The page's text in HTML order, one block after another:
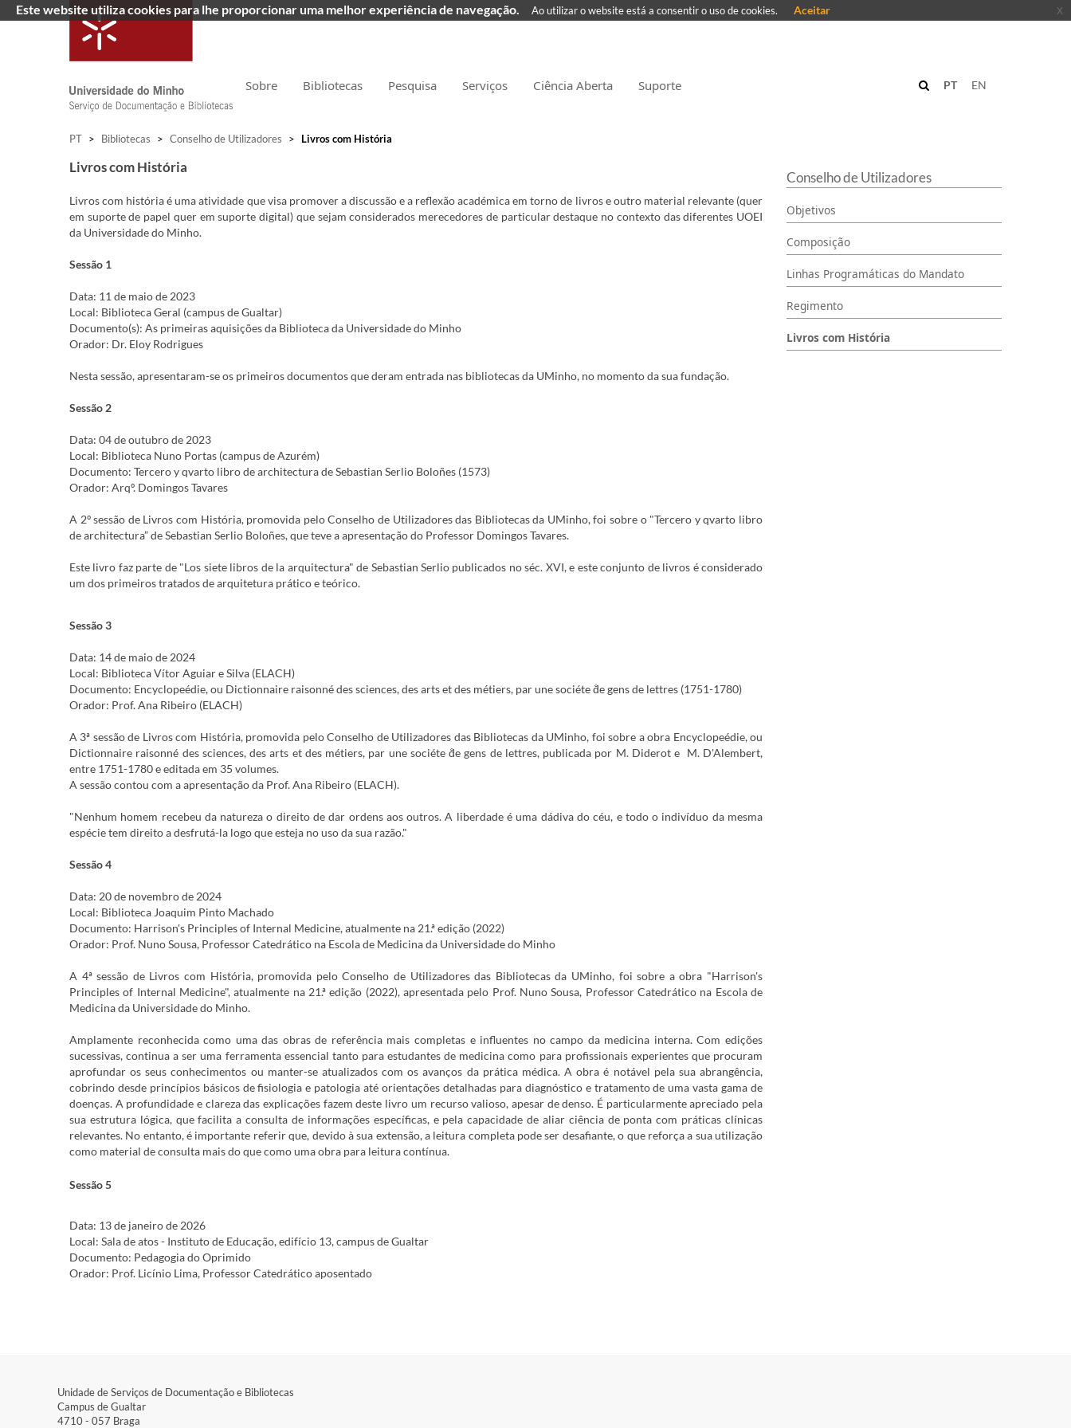
Sobre Bibliotecas Pesquisa Serviços Ciência Aberta Suporte EN
PT
PT > Bibliotecas > Conselho de Utilizadores > Livros com História
Livros com História
Livros com história é uma atividade que visa promover a discussão e a reflexão académica em torno de livros e outro material relevante (quer
em suporte de papel quer em suporte digital) que sejam considerados merecedores de particular destaque no contexto das diferentes UOEI
da Universidade do Minho.
Sessão 1
Data: 11 de maio de 2023
Local: Biblioteca Geral (campus de Gualtar)
Documento(s): As primeiras aquisições da Biblioteca da Universidade do Minho
Orador: Dr. Eloy Rodrigues
Nesta sessão, apresentaram-se os primeiros documentos que deram entrada nas bibliotecas da UMinho, no momento da sua fundação.
Sessão 2
Data: 04 de outubro de 2023
Local: Biblioteca Nuno Portas (campus de Azurém)
Documento: Tercero y qvarto libro de architectura de Sebastian Serlio Boloñes (1573)
Orador: Arqº. Domingos Tavares
A 2º sessão de Livros com História, promovida pelo Conselho de Utilizadores das Bibliotecas da UMinho, foi sobre o "Tercero y qvarto libro
de architectura” de Sebastian Serlio Boloñes, que teve a apresentação do Professor Domingos Tavares.
Este livro faz parte de "Los siete libros de la arquitectura" de Sebastian Serlio publicados no séc. XVI, e este conjunto de livros é considerado
um dos primeiros tratados de arquitetura prático e teórico.
Sessão 3
Data: 14 de maio de 2024
Local: Biblioteca Vítor Aguiar e Silva (ELACH)
Documento: Encyclopeédie, ou Dictionnaire raisonné des sciences, des arts et des métiers, par une sociéte d̐e gens de lettres (1751-1780)
Orador: Prof. Ana Ribeiro (ELACH)
A 3ª sessão de Livros com História, promovida pelo Conselho de Utilizadores das Bibliotecas da UMinho, foi sobre a obra Encyclopeédie, ou
Dictionnaire raisonné des sciences, des arts et des métiers, par une sociéte d̐e gens de lettres, publicada por M. Diderot e M. D'Alembert,
entre 1751-1780 e editada em 35 volumes.
A sessão contou com a apresentação da Prof. Ana Ribeiro (ELACH).
"Nenhum homem recebeu da natureza o direito de dar ordens aos outros. A liberdade é uma dádiva do céu, e todo o indivíduo da mesma
espécie tem direito a desfrutá-la logo que esteja no uso da sua razão."
Sessão 4
Data: 20 de novembro de 2024
Local: Biblioteca Joaquim Pinto Machado
Documento: Harrison's Principles of Internal Medicine, atualmente na 21.ª edição (2022)
Orador: Prof. Nuno Sousa, Professor Catedrático na Escola de Medicina da Universidade do Minho
A 4ª sessão de Livros com História, promovida pelo Conselho de Utilizadores das Bibliotecas da UMinho, foi sobre a obra "Harrison's
Principles of Internal Medicine", atualmente na 21.ª edição (2022), apresentada pelo Prof. Nuno Sousa, Professor Catedrático na Escola de
Medicina da Universidade do Minho.
Amplamente reconhecida como uma das obras de referência mais completas e influentes no campo da medicina interna. Com edições
sucessivas, continua a ser uma ferramenta essencial tanto para estudantes de medicina como para profissionais experientes que procuram
aprofundar os seus conhecimentos ou manter-se atualizados com os avanços da prática médica. A obra é notável pela sua abrangência,
cobrindo desde princípios básicos de fisiologia e patologia até orientações detalhadas para diagnóstico e tratamento de uma vasta gama de
doenças. A profundidade e clareza das explicações fazem deste livro um recurso valioso, apesar de denso. É particularmente apreciado pela
sua estrutura lógica, que facilita a consulta de informações específicas, e pela capacidade de aliar ciência de ponta com práticas clínicas
relevantes. No entanto, é importante referir que, devido à sua extensão, a leitura completa pode ser desafiante, o que reforça a sua utilização
como material de consulta mais do que como uma obra para leitura contínua.
Sessão 5
Data: 13 de janeiro de 2026
Local: Sala de atos - Instituto de Educação, edifício 13, campus de Gualtar
Documento: Pedagogia do Oprimido
Orador: Prof. Licínio Lima, Professor Catedrático aposentado
Conselho de Utilizadores
Objetivos
Composição
Linhas Programáticas do Mandato
Regimento
Livros com História
Unidade de Serviços de Documentação e Bibliotecas
Campus de Gualtar​
4710 - ​057 Braga
Este website utiliza cookies para lhe proporcionar uma melhor experiência de navegação. Ao utilizar o website está a consentir o uso de cookies. Aceitar x